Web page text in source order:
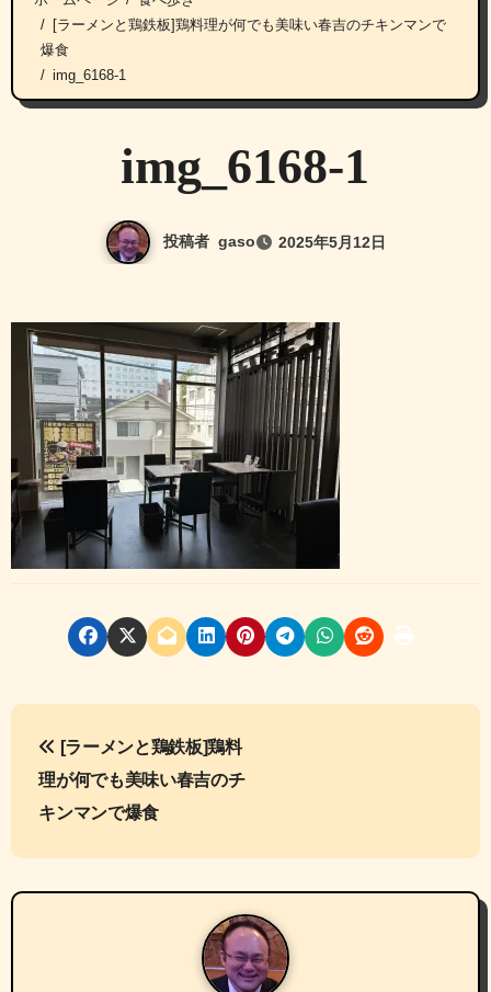
[ラーメンと鶏鉄板]鶏料理が何でも美味い春吉のチキンマンで
爆食
img_6168-1
img_6168-1
投稿者 gaso 2025年5月12日
投
稿
ナ
ビ
ゲ
[ラーメンと鶏鉄板]鶏料
理が何でも美味い春吉のチ
キンマンで爆食